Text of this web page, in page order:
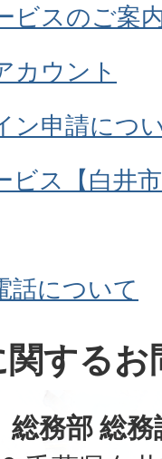
ビスのご案
カウント
ン申請につ
ビス【白井
話について
する
総務部 総務